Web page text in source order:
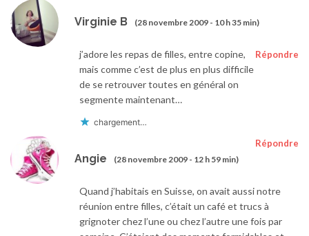
Virginie B (28 novembre 2009 - 10 h 35 min)
Répondre
j’adore les repas de filles, entre copine,
mais comme c’est de plus en plus difficile
de se retrouver toutes en général on
segmente maintenant…
chargement…
Angie (28 novembre 2009 - 12 h 59 min)
Répondre
Quand j’habitais en Suisse, on avait aussi notre
réunion entre filles, c’était un café et trucs à
grignoter chez l’une ou chez l’autre une fois par